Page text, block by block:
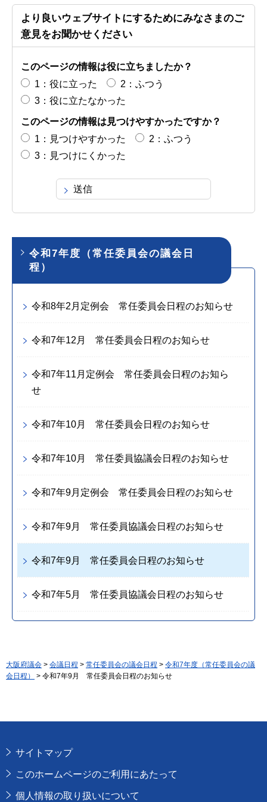
より良いウェブサイトにするためにみなさまのご
意見をお聞かせください
このページの情報は役に立ちましたか？
1：役に立った
2：ふつう
3：役に立たなかった
このページの情報は見つけやすかったですか？
1：見つけやすかった
2：ふつう
3：見つけにくかった
令和7年度（常任委員会の議会日
程）
令和8年2月定例会 常任委員会日程のお知らせ
令和7年12月 常任委員会日程のお知らせ
令和7年11月定例会 常任委員会日程のお知ら
せ
令和7年10月 常任委員会日程のお知らせ
令和7年10月 常任委員協議会日程のお知らせ
令和7年9月定例会 常任委員会日程のお知らせ
令和7年9月 常任委員協議会日程のお知らせ
令和7年9月 常任委員会日程のお知らせ
令和7年5月 常任委員協議会日程のお知らせ
大阪府議会 > 会議日程 > 常任委員会の議会日程 > 令和7年度（常任委員会の議
会日程）
> 令和7年9月 常任委員会日程のお知らせ
サイトマップ
このホームページのご利用にあたって
個人情報の取り扱いについて